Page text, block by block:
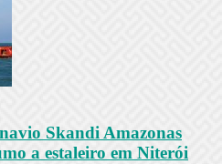
Skandi Amazonas
a estaleiro em Niterói